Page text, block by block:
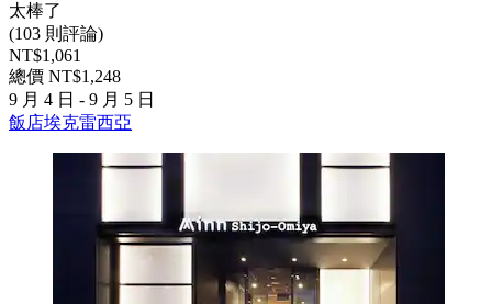
太棒了
(103 則評論)
NT$1,061
總價 NT$1,248
9 月 4 日 - 9 月 5 日
飯店埃克雷西亞